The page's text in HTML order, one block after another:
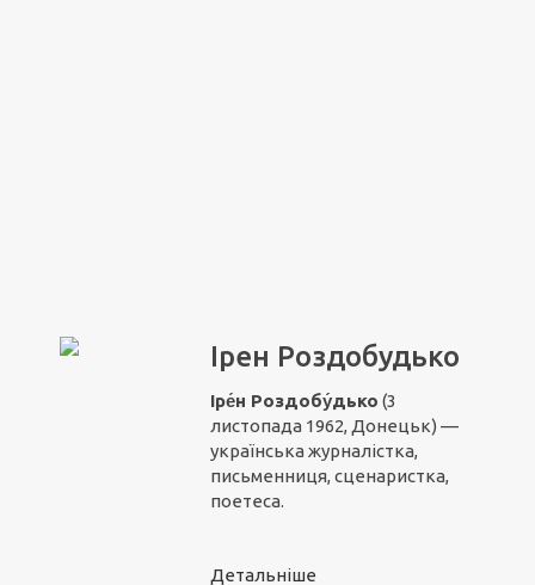
Ірен Роздобудько
Іре́н Роздобу́дько (3
листопада 1962, Донецьк) —
українська журналістка,
письменниця, сценаристка,
поетеса.
Детальніше